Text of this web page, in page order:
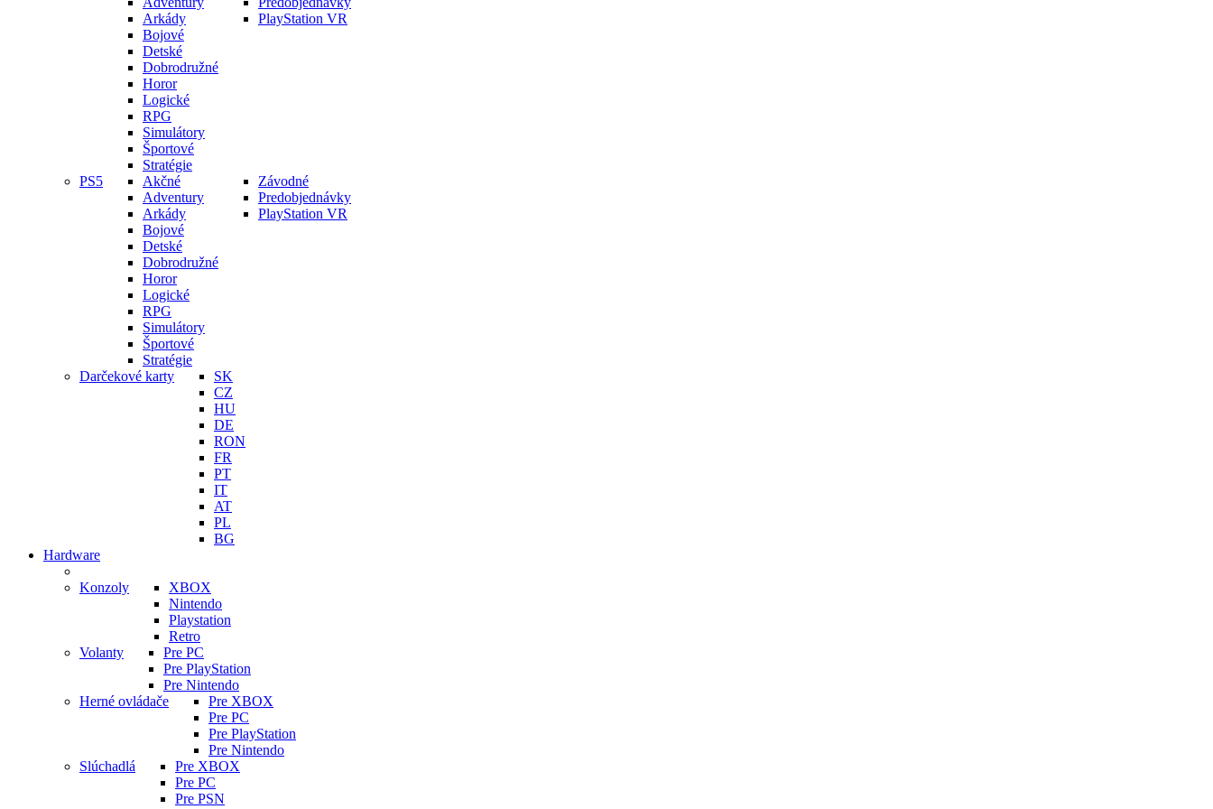
Arkády
Bojové
Detské
Dobrodružné
Horor
Logické
RPG
Simulátory
Športové
Stratégie
PlayStation VR
PS5
Akčné
Adventury
Arkády
Bojové
Detské
Dobrodružné
Horor
Logické
RPG
Simulátory
Športové
Stratégie
Závodné
Predobjednávky
PlayStation VR
Darčekové karty
SK
CZ
HU
DE
RON
FR
PT
IT
AT
PL
BG
Hardware
Konzoly
XBOX
Nintendo
Playstation
Retro
Volanty
Pre PC
Pre PlayStation
Pre Nintendo
Herné ovládače
Pre XBOX
Pre PC
Pre PlayStation
Pre Nintendo
Slúchadlá
Pre XBOX
Pre PC
Pre PSN